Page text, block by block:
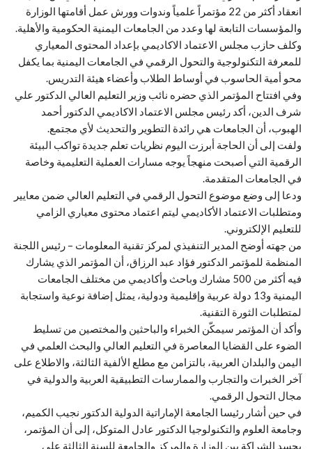
انعقاد أكثر من 22 مؤتمراً علمياً وندوات وورش عمل أقامتها الوزارة
والمؤسسات التابعة لها وعدد من الجامعات اليمنية الحكومية والأهلية.
وكلف حازب مجلس الاعتماد الاكاديمي بإعداد المحتوى المعياري
للمعرفة التكنولوجية والتحول الرقمي في الجامعات اليمنية بما يكفل
محو أمية الحاسوب في أوساط الطلاب وأعضاء هيئة التدريس.
وفي افتتاح المؤتمر الذي حضره نائب وزير التعليم العالي الدكتور علي
شرف الدين، أكد رئيس مجلس الاعتماد الاكاديمي الدكتور أحمد
الهبوب، أن الجامعات هي رائدة التطوير والتحديث لأي مجتمع.
ولفت إلى أن الحاجة أبرزت اليوم نظريات تعلم جديدة تواكب البيئة
الرقمية التي أصبحت منهجاً يوجه مسارات العملية التعليمية وخاصة
في الجامعات المتقدمة.
ودعا إلى وضع موضوع التحول الرقمي في التعليم العالي ضمن معايير
ومتطلبات الاعتماد الأكاديمي ليتم اعتماد محتوى معياري الزامي
للتعليم الإلكتروني.
من جهته أوضح المدير التنفيذي لمركز تقنية المعلومات – رئيس اللجنة
المنظمة للمؤتمر الدكتور فؤاد عبد الرزاق، أن المؤتمر الذي يشارك
فيه أكثر من 500 مشارك وباحث وأكاديمي من مختلف الجامعات
اليمنية و13 دولة عربية وإقليمية ودولية، يمثل إضافة نوعية واستجابة
لمتطلبات الثورة التقنية.
وأكد أن المؤتمر سيمكّن الخبراء والباحثين والمختصين من تسليط
الضوء على القضايا المعاصرة في التعليم العالي والبحث العلمي في
اليمن والبلدان العربية، بالتزامن مع مطلع الألفية الثالثة، والاطلاع على
آخر الخبرات والتجارب والممارسات التطبيقية العربية والدولية في
مجال التحول الرقمي.
في حين أشار رئيسا الجامعة الإماراتية الدولية الدكتور نجيب الكميم،
وجامعة العلوم والتكنولوجيا الدكتور عادل المتوكل، إلى أن المؤتمر،
يجسد الشراكة بين الوزارة والمركز والجامعة للسنة الثالثة على